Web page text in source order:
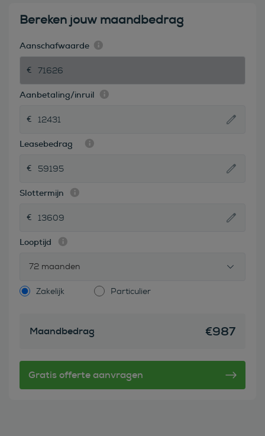
Bereken jouw maandbedrag
Aanschafwaarde
Aanbetaling/inruil
Leasebedrag
Slottermijn
Looptijd
72 maanden
Zakelijk Particulier
Maandbedrag €987